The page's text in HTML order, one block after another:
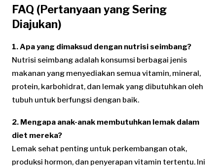
FAQ (Pertanyaan yang Sering
Diajukan)
1. Apa yang dimaksud dengan nutrisi seimbang?
Nutrisi seimbang adalah konsumsi berbagai jenis
makanan yang menyediakan semua vitamin, mineral,
protein, karbohidrat, dan lemak yang dibutuhkan oleh
tubuh untuk berfungsi dengan baik.
2. Mengapa anak-anak membutuhkan lemak dalam
diet mereka?
Lemak sehat penting untuk perkembangan otak,
produksi hormon, dan penyerapan vitamin tertentu. Ini